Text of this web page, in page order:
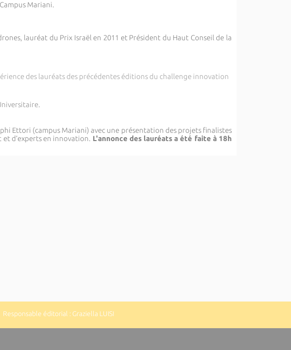
Mariani.
lauréat du Prix Israël en 2011 et Président du Haut Conseil de la
des lauréats des précédentes éditions du challenge innovation
.
Ettori (campus Mariani) avec une présentation des projets finalistes
d’experts en innovation. L'annonce des lauréats a été faite à 18h
éditorial : Graziella LUISI